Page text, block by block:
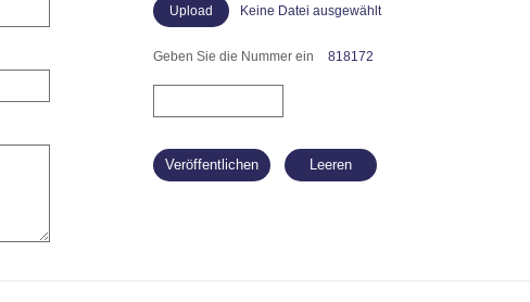
Keine Datei ausgewählt
Geben Sie die Nummer ein 818172